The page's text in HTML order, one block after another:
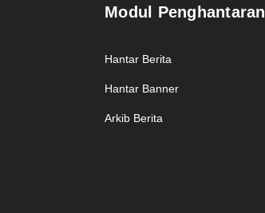
Modul Penghantaran
Hantar Berita
Hantar Banner
Arkib Berita